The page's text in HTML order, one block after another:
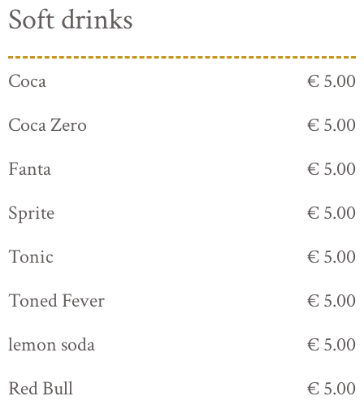
Soft drinks
Coca
€ 5.00
Coca Zero
€ 5.00
Fanta
€ 5.00
Sprite
€ 5.00
Tonic
€ 5.00
Toned Fever
€ 5.00
lemon soda
€ 5.00
Red Bull
€ 5.00